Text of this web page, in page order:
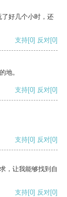
好几个小时，还
支持[0] 反对[0]
地。
支持[0] 反对[0]
支持[0] 反对[0]
，让我能够找到自
支持[0] 反对[0]